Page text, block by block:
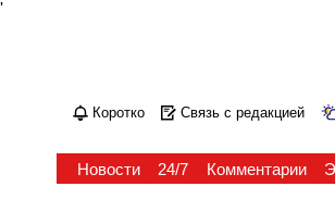
'
Коротко Связь с редакцией
Новости 24/7 Комментарии